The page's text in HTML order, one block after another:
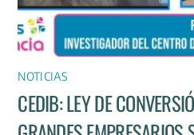
NOTICIAS
CEDIB: LEY DE